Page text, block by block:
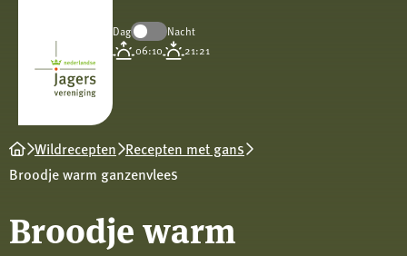
Koninklijke
Nederlandse
Jagersvereniging
Dag
Nacht
06:10
21:21
Wildrecepten Recepten met gans
Broodje warm ganzenvlees
Broodje warm